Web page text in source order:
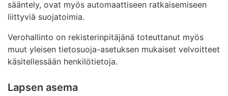
sääntely, ovat myös automaattiseen ratkaisemiseen
liittyviä suojatoimia.
Verohallinto on rekisterinpitäjänä toteuttanut myös
muut yleisen tietosuoja-asetuksen mukaiset velvoitteet
käsitellessään henkilötietoja.
Lapsen asema